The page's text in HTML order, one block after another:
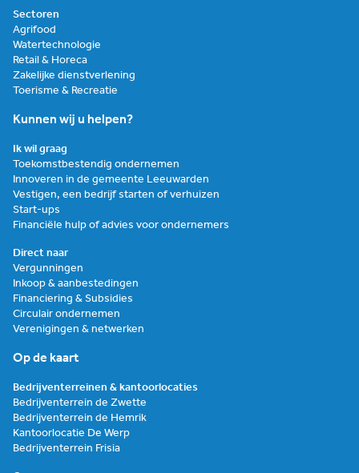
Sectoren
Agrifood
Watertechnologie
Retail & Horeca
Zakelijke dienstverlening
Toerisme & Recreatie
Kunnen wij u helpen?
Ik wil graag
Toekomstbestendig ondernemen
Innoveren in de gemeente Leeuwarden
Vestigen, een bedrijf starten of verhuizen
Start-ups
Financiële hulp of advies voor ondernemers
Direct naar
Vergunningen
Inkoop & aanbestedingen
Financiering & Subsidies
Circulair ondernemen
Verenigingen & netwerken
Op de kaart
Bedrijventerreinen & kantoorlocaties
Bedrijventerrein de Zwette
Bedrijventerrein de Hemrik
Kantoorlocatie De Werp
Bedrijventerrein Frisia